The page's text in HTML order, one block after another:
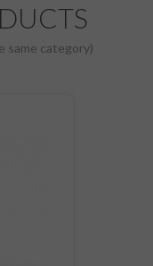
same category)